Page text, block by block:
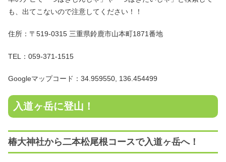
も、出てこないので注意してください！！
住所：〒519-0315 三重県鈴鹿市山本町1871番地
TEL：059-371-1515
Googleマップコード：34.959550, 136.454499
入道ヶ岳に登山！
椿大神社から二本松尾根コースで入道ヶ岳へ！